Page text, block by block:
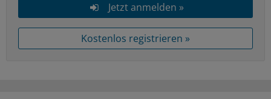
Jetzt anmelden »
Kostenlos registrieren »